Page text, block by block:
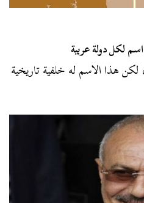
لكل دولة عربية
هذا الاسم له خلفية تاريخية